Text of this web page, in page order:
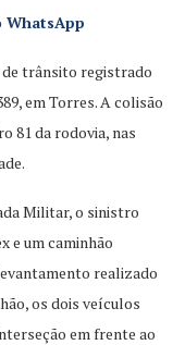
WhatsApp
de trânsito registrado
em Torres. A colisão
81 da rodovia, nas
Militar, o sinistro
e um caminhão
realizado
os dois veículos
em frente ao